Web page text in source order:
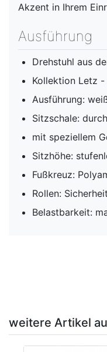
Akzent in Ihrem
Ausführung
Drehstuhl aus
Kollektion Letz -
Ausführung:
Sitzschale:
mit speziellem
Sitzhöhe:
Fußkreuz:
Rollen:
Belastbarkeit:
weitere Artikel